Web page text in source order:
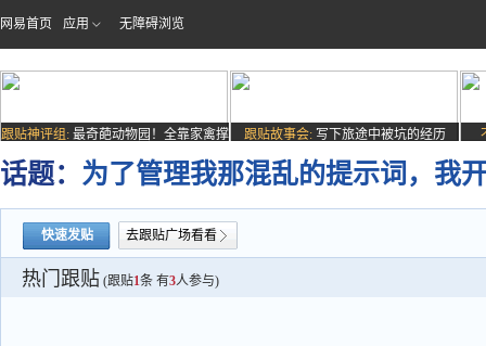
网易首页 应用 无障碍浏览
跟贴神评组: 最奇葩动物园！全靠家禽撑
场子
跟贴故事会: 写下旅途中被坑的经历
话题： 为了管理我那混乱的提示词，我
快速发贴 去跟贴广场看看
热门跟贴 (跟贴1条 有3人参与)